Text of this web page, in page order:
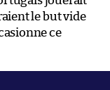
le but vide
ce